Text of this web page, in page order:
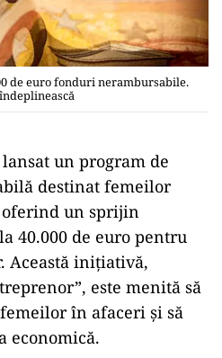
de euro fonduri nerambursabile.
un program de
destinat femeilor
un sprijin
40.000 de euro pentru
Această inițiativă,
este menită să
în afaceri și să
economică.